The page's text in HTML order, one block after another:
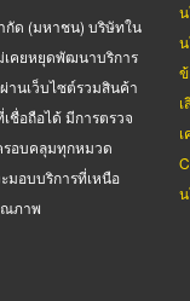
กัด (มหาชน) บริษัทใน
เคยหยุดพัฒนาบริการ
านเว็บไซต์รวมสินค้า
ชื่อถือได้ มีการตรวจ
รอบคลุมทุกหมวด
มอบบริการที่เหนือ
ภาพ